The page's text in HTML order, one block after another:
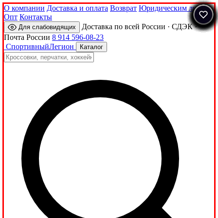
О компании Доставка и оплата Возврат Юридическим лицам
Опт Контакты
Для слабовидящих
Доставка по всей России · СДЭК ·
Почта России 8 914 596-08-23
СпортивныйЛегион Каталог